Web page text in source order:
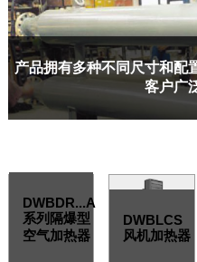
产品拥有多种不同尺寸和配
客户广
DWBDR...A
系列隔爆型
空气加热器
DWBLCS
风机加热器